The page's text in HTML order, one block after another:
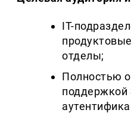
IT-
отделы;
Полностью
поддержкой